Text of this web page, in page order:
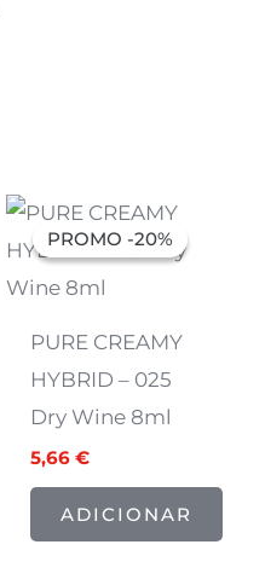
PROMO -20%
PROMO -20%
PURE CREAMY
HYBRID – 025
Dry Wine 8ml
O
preço
original
era:
7,07 €.
5,66€
O
preço
atual
é:
5,66 €.
ADICIONAR